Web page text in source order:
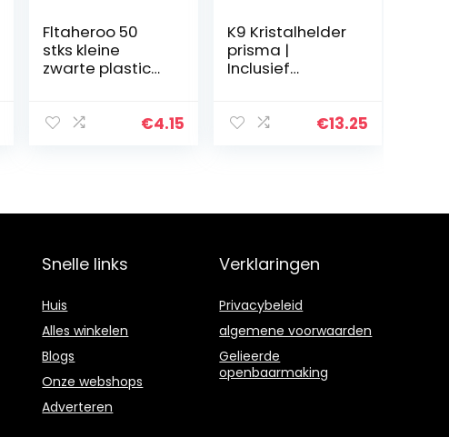
Fltaheroo 50
stks kleine
zwarte plastic
Halloween
€4.15
K9 Kristalhelder
prisma |
Inclusief
driehoekige
en…
€13.25
Snelle links
Huis
Alles winkelen
Blogs
Onze webshops
Adverteren
Verklaringen
Privacybeleid
algemene voorwaarden
Gelieerde
openbaarmaking